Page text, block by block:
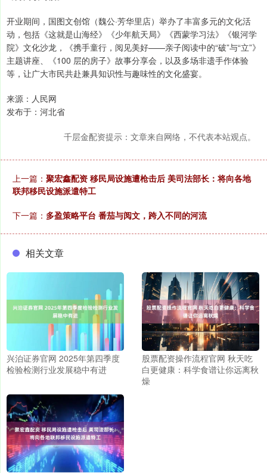
开业期间，国图文创馆（魏公·芳华里店）举办了丰富多元的文化活
动，包括《这就是山海经》《少年航天局》《西蒙学习法》《银河学
院》文化沙龙，《携手童行，阅见美好——亲子阅读中的“破”与“立”》
主题讲座、《100 层的房子》故事分享会，以及多场非遗手作体验
等，让广大市民共赴兼具知识性与趣味性的文化盛宴。
来源：人民网
发布于：河北省
千层金配资提示：文章来自网络，不代表本站观点。
上一篇： 聚宏鑫配资 移民局设施遭枪击后 美司法部长：将向各地
联邦移民设施派遣特工
下一篇： 多盈策略平台 番茄与阅文，跨入不同的河流
相关文章
兴泊证券官网 2025年第四季度
检验检测行业发展稳中有进
股票配资操作流程官网 秋天吃
白更健康：科学食谱让你远离秋
燥